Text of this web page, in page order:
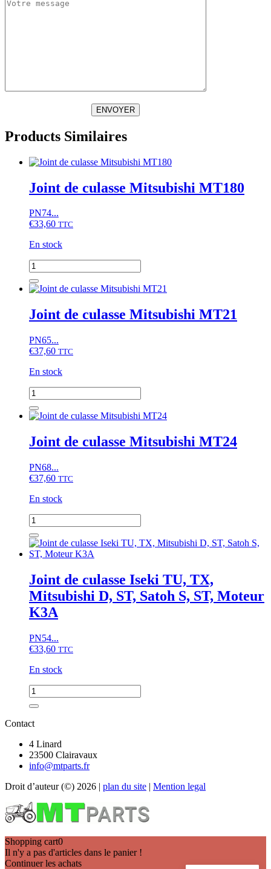
ENVOYER
Products Similaires
Joint de culasse Mitsubishi MT180
PN74...
€33,60 TTC
En stock
quantité
de
Joint
culasse
Mitsubishi
Joint de culasse Mitsubishi MT21
PN65...
€37,60 TTC
En stock
quantité
de
Joint
culasse
Mitsubishi
Joint de culasse Mitsubishi MT24
PN68...
€37,60 TTC
En stock
quantité
de
Joint
de
Mitsubishi
MT24
Joint de culasse Iseki TU, TX,
Mitsubishi D, ST, Satoh S, ST, Moteur
K3A
PN54...
€33,60 TTC
En stock
quantité
de
Joint
de
Iseki
TU,
TX,
D,
Satoh
S,
Moteur
K3A
Contact
4 Linard
23500 Clairavaux
info@mtparts.fr
Droit d’auteur (©) 2026 | plan du site | Mention legal
Shopping cart0
Il n'y a pas d'articles dans le panier !
Continuer les achats